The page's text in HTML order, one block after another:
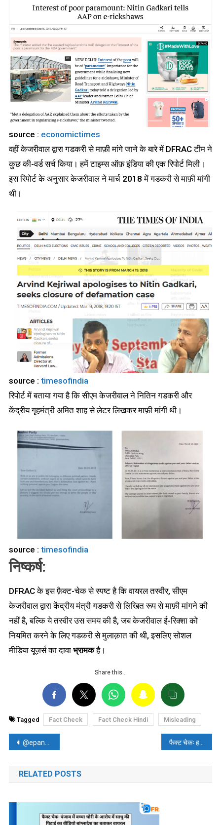
source : economictimes
वहीं केजरीवाल द्वारा गडकरी से माफ़ी मांगे जाने के बारे में DFRAC टीम ने
कुछ की-वर्ड सर्च किया। हमें टाइम्स ऑफ़ इंडिया की एक रिपोर्ट मिली।
इस रिपोर्ट के अनुसार केजरीवाल ने मार्च 2018 में गडकरी से माफ़ी मांगी
थी।
source : timesofindia
रिपोर्ट में बताया गया है कि सीएम केजरीवाल ने नितिन गडकरी और
केंद्रीय गृहमंत्री अमित शाह से लेटर लिखकर माफ़ी मांगी थी।
source : timesofindia
निष्कर्ष:
DFRAC के इस फ़ैक्ट-चेक से स्पष्ट है कि वायरल तस्वीर, सीएम
केजरीवाल द्वारा केंद्रीय मंत्री गडकरी से लिखित रूप से माफ़ी मांगने की
नहीं है, बल्कि ये तस्वीर उस समय की है, जब केजरीवाल ई-रिक्शा को
नियमित करने के लिए गडकरी से मुलाक़ात की थी, इसलिए सोशल
मीडिया यूज़र्स का दावा भ्रामकहै।
Share this…
Tagged Fact Check Fact Check Hindi Misleading
पोस्ट
नेविगेशन
@epanchjanya: राष्ट्रीय स्वयंसेवक संघ का नफरती ट्विटर हैंडल
RELATED POSTS